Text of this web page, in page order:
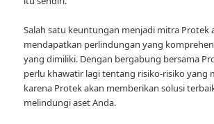
Salah satu keuntungan menjadi mitra Protek
mendapatkan perlindungan yang
yang dimiliki. Dengan bergabung bersama
perlu khawatir lagi tentang risiko-risiko yang
karena Protek akan memberikan solusi
melindungi aset Anda.